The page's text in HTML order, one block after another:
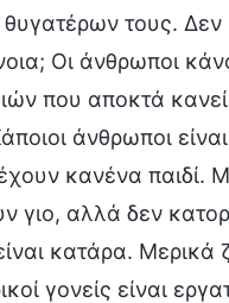
τους.
Οι άνθρωποι
που αποκτά
άνθρωποι
κανένα παιδί.
γιο, αλλά δεν
κατάρα.
γονείς είναι